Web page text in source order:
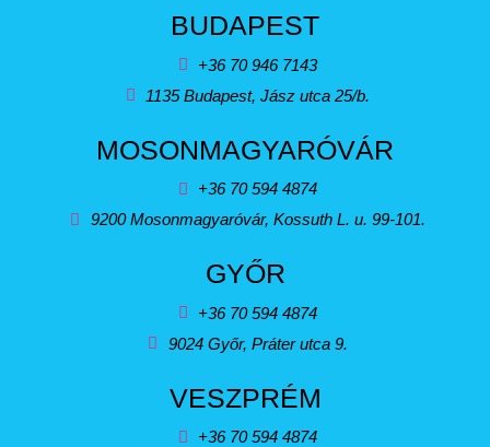
BUDAPEST
+36 70 946 7143
1135 Budapest, Jász utca 25/b.
MOSONMAGYARÓVÁR
+36 70 594 4874
9200 Mosonmagyaróvár, Kossuth L. u. 99-101.
GYŐR
+36 70 594 4874
9024 Győr, Práter utca 9.
VESZPRÉM
+36 70 594 4874